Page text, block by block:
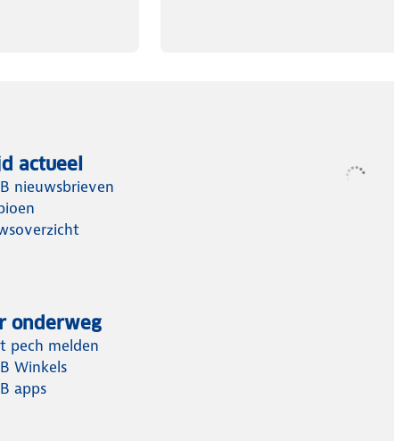
actueel
nieuwsbrieven
onderweg
pech melden
Winkels
apps